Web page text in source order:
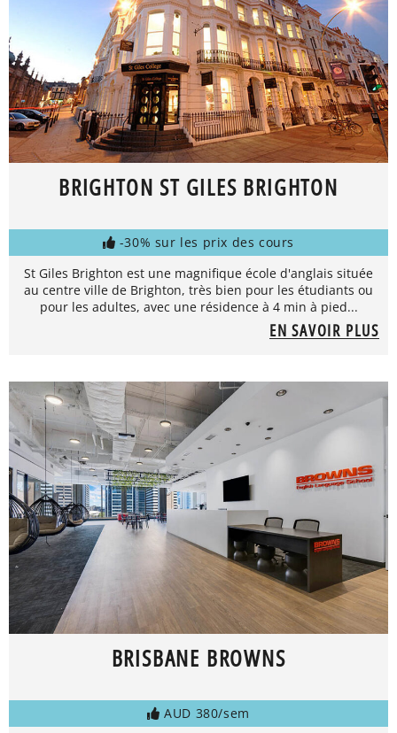
BRIGHTON ST GILES BRIGHTON
-30% sur les prix des cours
St Giles Brighton est une magnifique école d'anglais située
au centre ville de Brighton, très bien pour les étudiants ou
pour les adultes, avec une résidence à 4 min à pied...
EN SAVOIR PLUS
BRISBANE BROWNS
AUD 380/sem